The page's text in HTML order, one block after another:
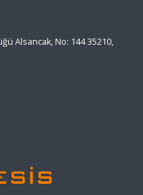
Alsancak, No: 144 35210,